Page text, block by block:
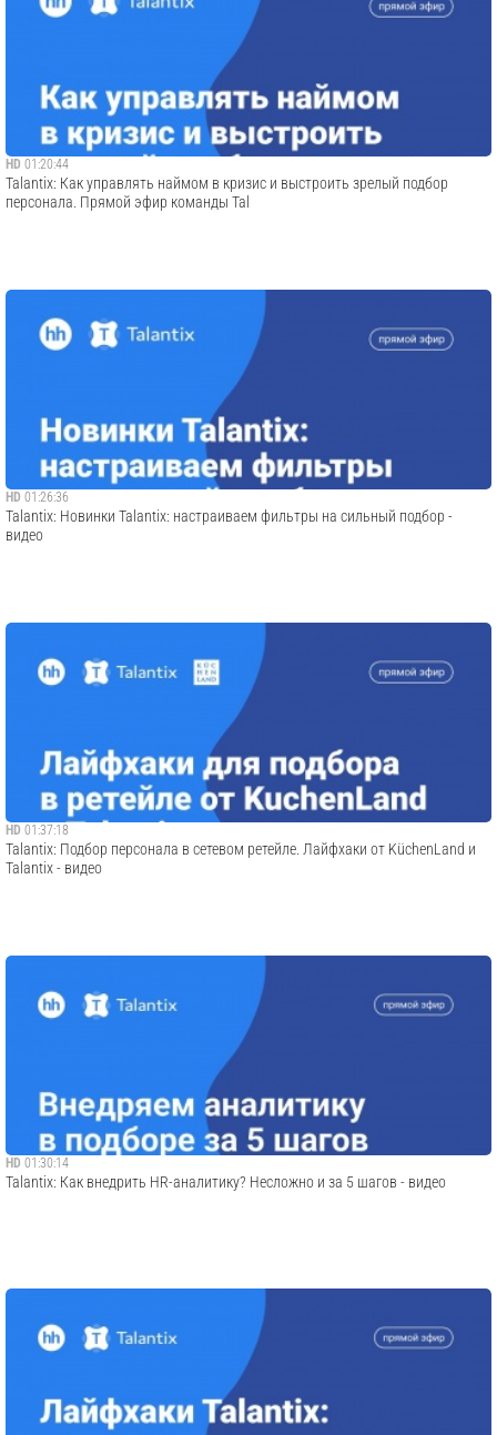
HD 01:20:44
Talantix: Как управлять наймом в кризис и выстроить зрелый подбор
персонала. Прямой эфир команды Tal
HD 01:26:36
Talantix: Новинки Talantix: настраиваем фильтры на сильный подбор -
видео
HD 01:37:18
Talantix: Подбор персонала в сетевом ретейле. Лайфхаки от KüchenLand и
Talantix - видео
HD 01:30:14
Talantix: Как внедрить HR-аналитику? Несложно и за 5 шагов - видео